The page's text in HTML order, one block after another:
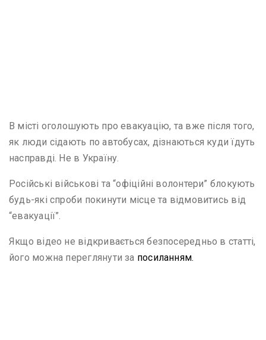
В місті оголошують про евакуацію, та вже після того,
як люди сідають по автобусах, дізнаються куди їдуть
насправді. Не в Україну.
Російські військові та “офіційні волонтери” блокують
будь-які спроби покинути місце та відмовитись від
“евакуації”.
Якщо відео не відкривається безпосередньо в статті,
його можна переглянути за посиланням.